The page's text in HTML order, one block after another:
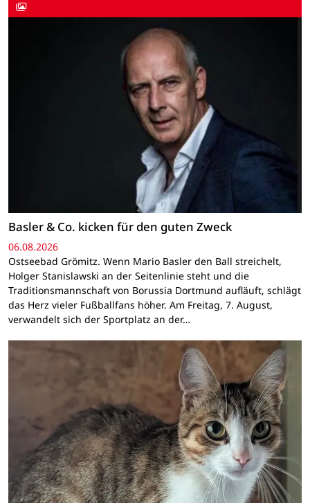
Basler & Co. kicken für den guten Zweck
06.08.2026
Ostseebad Grömitz. Wenn Mario Basler den Ball streichelt,
Holger Stanislawski an der Seitenlinie steht und die
Traditionsmannschaft von Borussia Dortmund aufläuft, schlägt
das Herz vieler Fußballfans höher. Am Freitag, 7. August,
verwandelt sich der Sportplatz an der…